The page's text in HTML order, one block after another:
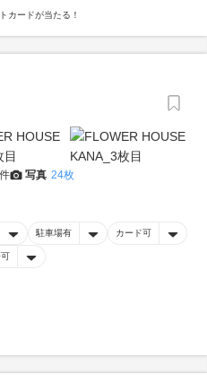
カードが当たる！
写真 24枚
駐車場有 カード可